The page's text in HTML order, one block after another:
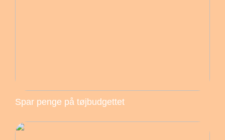
Spar penge på tøjbudgettet